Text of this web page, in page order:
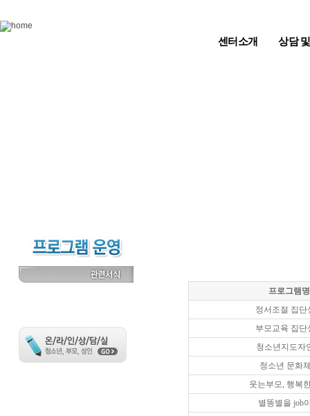
센터소개 상담
프로그램명
정서조절 집단
부모교육 집단
청소년지도자
청소년 문화
웃는부모, 행복
별똥별을 job